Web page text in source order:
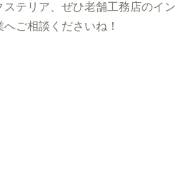
テリア、ぜひ老舗工務店のイン
ご相談くださいね！